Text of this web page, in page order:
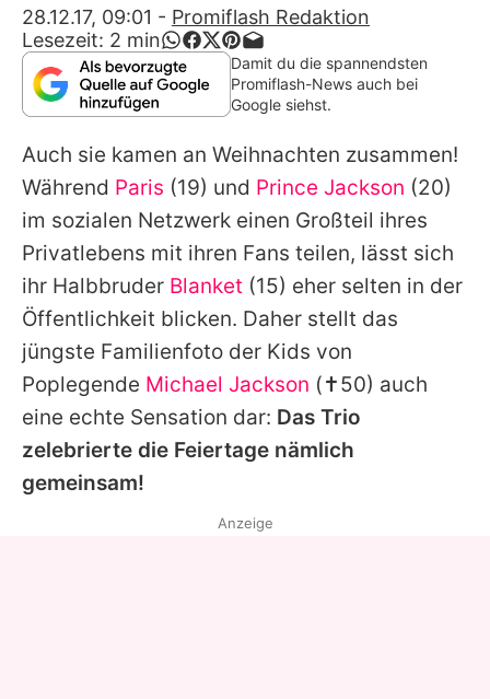
App runterladen
Team
Redaktionelle Richtlinien
Impressum
Datenschutzerklärung
Nutzungsbedingungen
Utiq verwalten
28.12.17, 09:01 - Promiflash Redaktion
Lesezeit: 2 min
Damit du die spannendsten
Promiflash-News auch bei
Google siehst.
Auch sie kamen an Weihnachten zusammen!
Während Paris (19) und Prince Jackson (20)
im sozialen Netzwerk einen Großteil ihres
Privatlebens mit ihren Fans teilen, lässt sich
ihr Halbbruder Blanket (15) eher selten in der
Öffentlichkeit blicken. Daher stellt das
jüngste Familienfoto der Kids von
Poplegende Michael Jackson (✝50) auch
eine echte Sensation dar: Das Trio
zelebrierte die Feiertage nämlich
gemeinsam!
Anzeige